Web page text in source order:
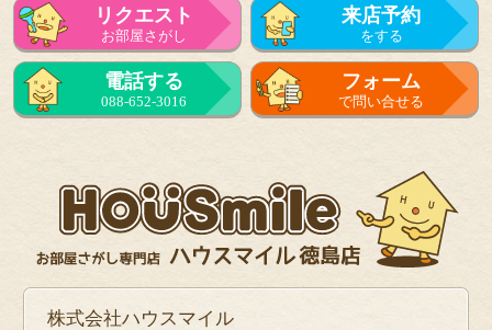
リクエスト
お部屋さがし
来店予約
をする
電話する
088-652-3016
フォーム
で問い合せる
株式会社ハウスマイル